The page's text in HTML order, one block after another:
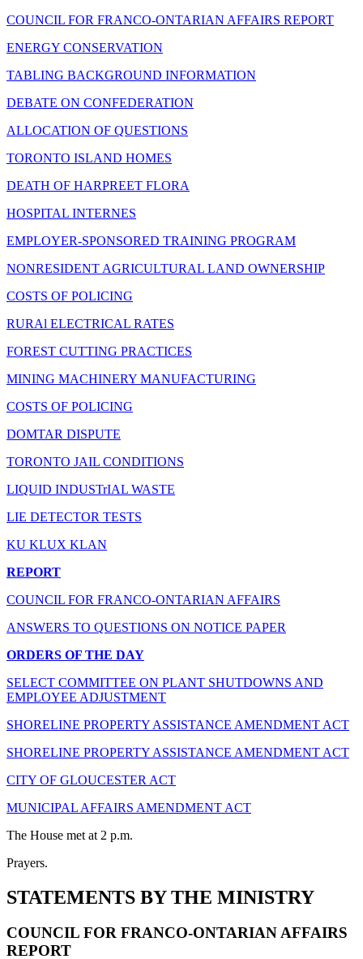
COUNCIL FOR FRANCO-ONTARIAN AFFAIRS REPORT
ENERGY CONSERVATION
TABLING BACKGROUND INFORMATION
DEBATE ON CONFEDERATION
ALLOCATION OF QUESTIONS
TORONTO ISLAND HOMES
DEATH OF HARPREET FLORA
HOSPITAL INTERNES
EMPLOYER-SPONSORED TRAINING PROGRAM
NONRESIDENT AGRICULTURAL LAND OWNERSHIP
COSTS OF POLICING
RURAl ELECTRICAL RATES
FOREST CUTTING PRACTICES
MINING MACHINERY MANUFACTURING
COSTS OF POLICING
DOMTAR DISPUTE
TORONTO JAIL CONDITIONS
LIQUID INDUSTrIAL WASTE
LIE DETECTOR TESTS
KU KLUX KLAN
REPORT
COUNCIL FOR FRANCO-ONTARIAN AFFAIRS
ANSWERS TO QUESTIONS ON NOTICE PAPER
ORDERS OF THE DAY
SELECT COMMITTEE ON PLANT SHUTDOWNS AND
EMPLOYEE ADJUSTMENT
SHORELINE PROPERTY ASSISTANCE AMENDMENT ACT
SHORELINE PROPERTY ASSISTANCE AMENDMENT ACT
CITY OF GLOUCESTER ACT
MUNICIPAL AFFAIRS AMENDMENT ACT
The House met at 2 p.m.
Prayers.
STATEMENTS BY THE MINISTRY
COUNCIL FOR FRANCO-ONTARIAN AFFAIRS
REPORT